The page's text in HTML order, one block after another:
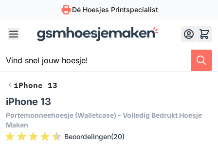
Dé Hoesjes Printspecialist
iPhone 13
iPhone 13
Portemonneehoesje (walletcase) - Volledig Bedrukt Hoesje
Maken
Beoordelingen(20)